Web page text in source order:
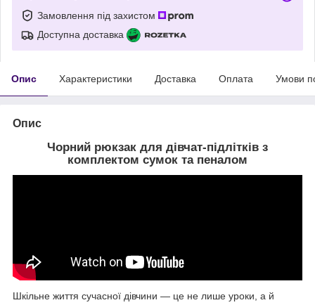
Замовлення під захистом
Доступна доставка
Опис Характеристики Доставка Оплата Умови
Опис
Чорний рюкзак для дівчат-підлітків з
комплектом сумок та пеналом
Шкільне життя сучасної дівчини — це не лише уроки, а й